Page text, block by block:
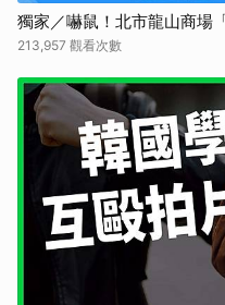
獨家／嚇鼠！北市龍山商
213,957 觀看次數
取消